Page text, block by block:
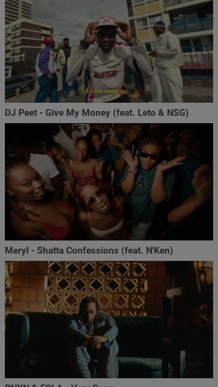
DJ Peet - Give My Money (feat. Leto & NSG)
Meryl - Shatta Confessions (feat. N'Ken)